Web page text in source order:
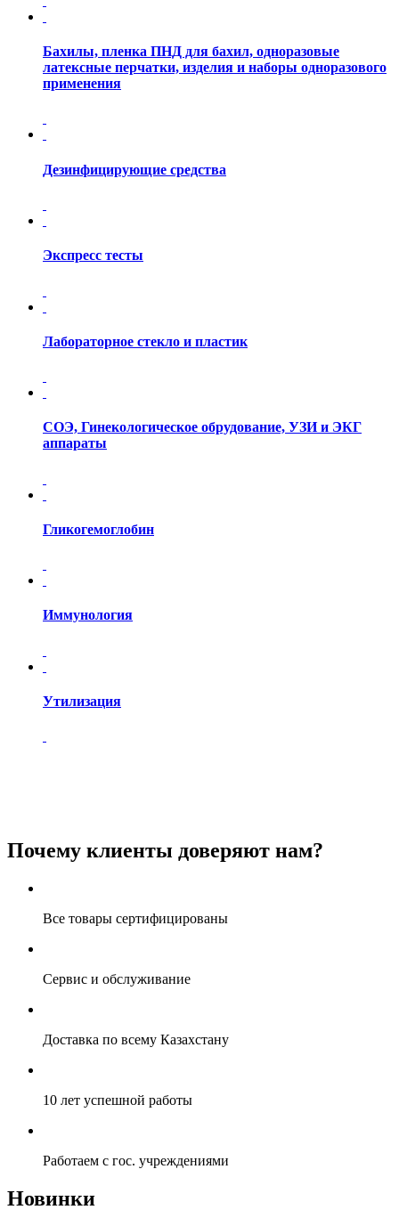
Бахилы, пленка ПНД для бахил, одноразовые
латексные перчатки, изделия и наборы одноразового
применения
Дезинфицирующие средства
Экспресс тесты
Лабораторное стекло и пластик
СОЭ, Гинекологическое обрудование, УЗИ и ЭКГ
аппараты
Гликогемоглобин
Иммунология
Утилизация
Почему клиенты доверяют нам?
Все товары сертифицированы
Сервис и обслуживание
Доставка по всему Казахстану
10 лет успешной работы
Работаем с гос. учреждениями
Новинки